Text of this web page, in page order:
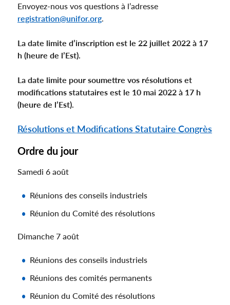
Envoyez-nous vos questions à l’adresse
registration@unifor.org.
La date limite d’inscription est le 22 juillet 2022 à 17
h (heure de l’Est).
La date limite pour soumettre vos résolutions et
modifications statutaires est le 10 mai 2022 à 17 h
(heure de l’Est).
Résolutions et Modifications Statutaire Congrès
Ordre du jour
Samedi 6 août
Réunions des conseils industriels
Réunion du Comité des résolutions
Dimanche 7 août
Réunions des conseils industriels
Réunions des comités permanents
Réunion du Comité des résolutions